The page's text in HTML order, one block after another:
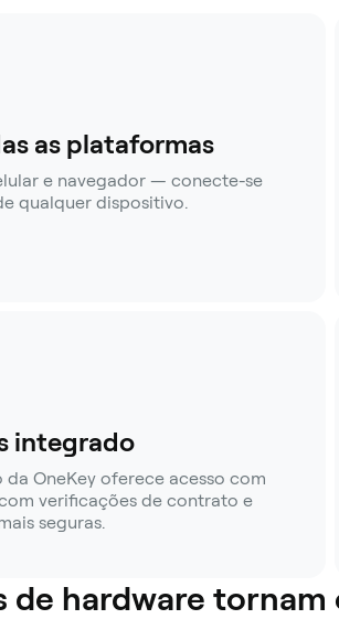
as plataformas
e navegador — conecte-se
qualquer dispositivo.
integrado
OneKey oferece acesso com
verificações de contrato e
seguras.
de hardware tornam